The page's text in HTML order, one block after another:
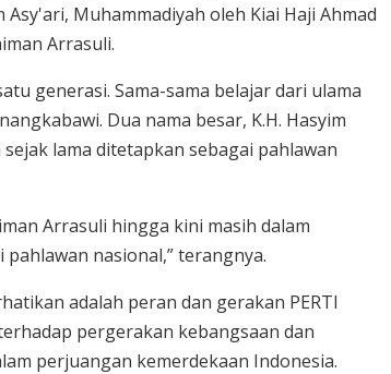
Muhammadiyah oleh Kiai Haji Ahmad
Arrasuli.
generasi. Sama-sama belajar dari ulama
Dua nama besar, K.H. Hasyim
lama ditetapkan sebagai pahlawan
Arrasuli hingga kini masih dalam
nasional,” terangnya.
adalah peran dan gerakan PERTI
pergerakan kebangsaan dan
perjuangan kemerdekaan Indonesia.